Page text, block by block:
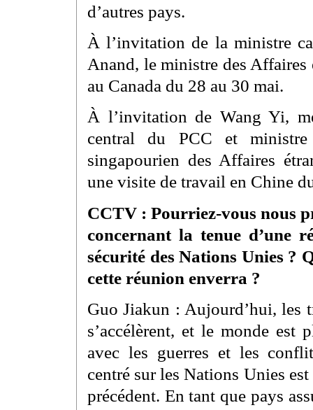
d’autres pays.
À l’invitation de la ministre
Anand, le ministre des
au Canada du 28 au 30 mai.
À l’invitation de Wang Yi,
central du PCC et
singapourien des Affaires
une visite de travail en Chine
CCTV : Pourriez-vous nous
concernant la tenue d’une
sécurité des Nations Unies ?
cette réunion enverra ?
Guo Jiakun : Aujourd’hui, les
s’accélèrent, et le monde est
avec les guerres et les
centré sur les Nations Unies
précédent. En tant que pays